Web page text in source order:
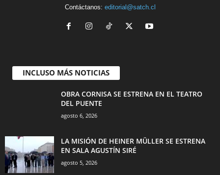
Contáctanos: editorial@satch.cl
INCLUSO MÁS NOTICIAS
OBRA CORNISA SE ESTRENA EN EL TEATRO
DEL PUENTE
agosto 6, 2026
LA MISIÓN DE HEINER MÜLLER SE ESTRENA
EN SALA AGUSTÍN SIRÉ
agosto 5, 2026